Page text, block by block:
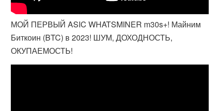
МОЙ ПЕРВЫЙ ASIC WHATSMINER m30s+! Майним
Биткоин (BTC) в 2023! ШУМ, ДОХОДНОСТЬ,
ОКУПАЕМОСТЬ!